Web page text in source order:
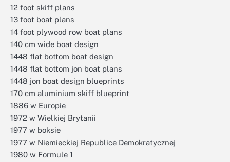
12 foot skiff plans
13 foot boat plans
14 foot plywood row boat plans
140 cm wide boat design
1448 flat bottom boat design
1448 flat bottom jon boat plans
1448 jon boat design blueprints
170 cm aluminium skiff blueprint
1886 w Europie
1972 w Wielkiej Brytanii
1977 w boksie
1977 w Niemieckiej Republice Demokratycznej
1980 w Formule 1